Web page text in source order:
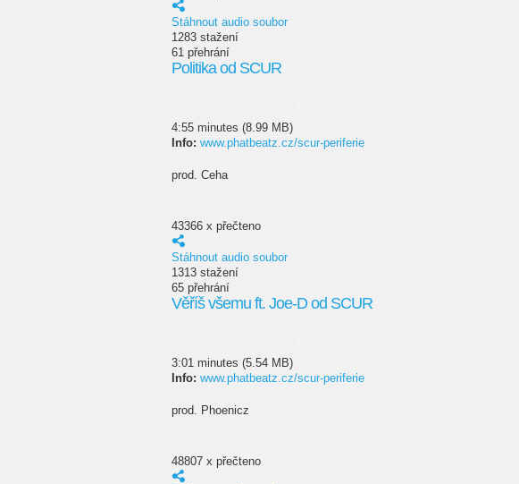
Stáhnout audio soubor
1283 stažení
61 přehrání
Politika od SCUR
4:55 minutes (8.99 MB)
Info: www.phatbeatz.cz/scur-periferie
prod. Ceha
43366 x přečteno
Stáhnout audio soubor
1313 stažení
65 přehrání
Věříš všemu ft. Joe-D od SCUR
3:01 minutes (5.54 MB)
Info: www.phatbeatz.cz/scur-periferie
prod. Phoenicz
48807 x přečteno